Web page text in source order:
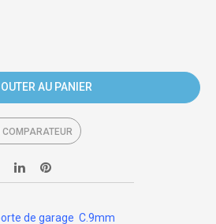
AU PANIER
de garage C.9mm